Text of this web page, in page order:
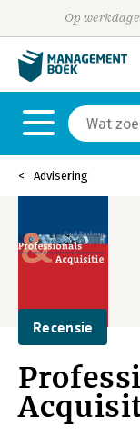
Op
Advisering
Recensie